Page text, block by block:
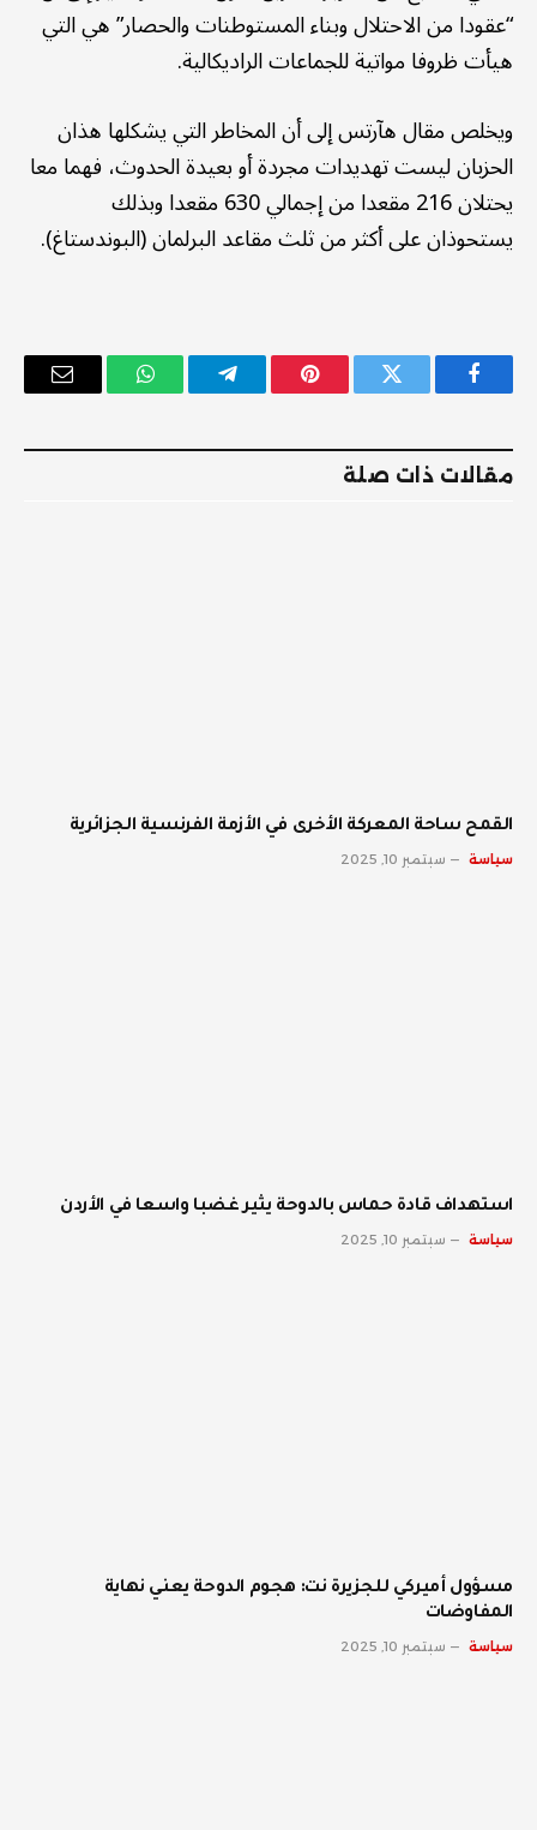
“عقودا من الاحتلال وبناء المستوطنات والحصار” هي التي
هيأت ظروفا مواتية للجماعات الراديكالية.
ويخلص مقال هآرتس إلى أن المخاطر التي يشكلها هذان
الحزبان ليست تهديدات مجردة أو بعيدة الحدوث، فهما معا
يحتلان 216 مقعدا من إجمالي 630 مقعدا وبذلك
يستحوذان على أكثر من ثلث مقاعد البرلمان (البوندستاغ).
فيسبوك تويتر بينتيريستتيلقرام واتساب
البريد
مقالات ذات صلة
القمح ساحة المعركة الأخرى في الأزمة الفرنسية الجزائرية
سياسة سبتمبر 10, 2025
استهداف قادة حماس بالدوحة يثير غضبا واسعا في الأردن
سياسة سبتمبر 10, 2025
مسؤول أميركي للجزيرة نت: هجوم الدوحة يعني نهاية
المفاوضات
سياسة سبتمبر 10, 2025